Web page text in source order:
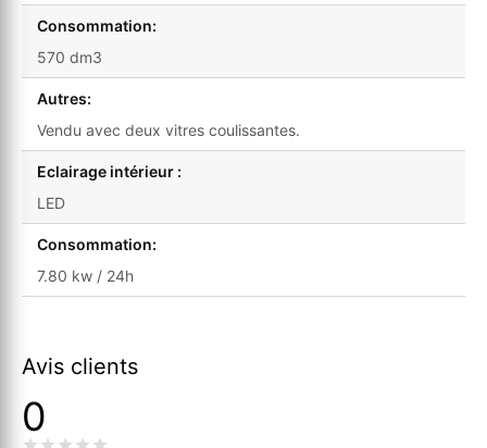
Consommation:
570 dm3
Autres:
Vendu avec deux vitres coulissantes.
Eclairage intérieur :
LED
Consommation:
7.80 kw / 24h
Avis clients
0